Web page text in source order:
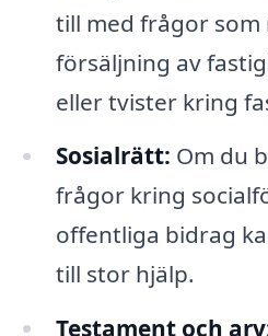
till med frågor som
försäljning av
eller tvister kring
Sosialrätt: Om du
frågor kring
offentliga bidrag
till stor hjälp.
Testament och